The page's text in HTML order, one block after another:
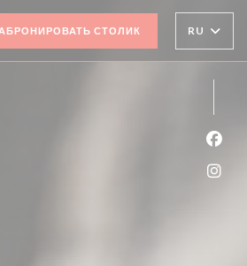
ОКНЕ)) СТОЛИК RU